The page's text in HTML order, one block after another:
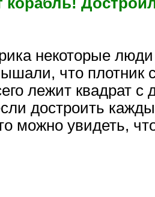
некоторые
что плотник
лежит квадрат
достроить
можно увидеть,